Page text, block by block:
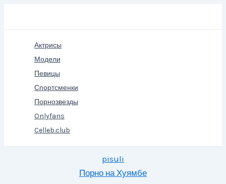
Актрисы
Модели
Певицы
Спортсменки
Порнозвезды
Onlyfans
Celleb.club
pisuli
Порно на Хуямбе